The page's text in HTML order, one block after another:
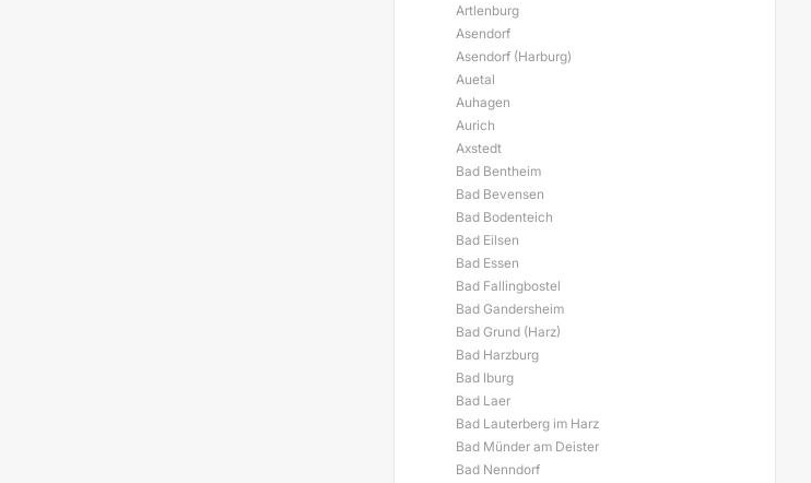
Artlenburg
Asendorf
Asendorf (Harburg)
Auetal
Auhagen
Aurich
Axstedt
Bad Bentheim
Bad Bevensen
Bad Bodenteich
Bad Eilsen
Bad Essen
Bad Fallingbostel
Bad Gandersheim
Bad Grund (Harz)
Bad Harzburg
Bad Iburg
Bad Laer
Bad Lauterberg im Harz
Bad Münder am Deister
Bad Nenndorf